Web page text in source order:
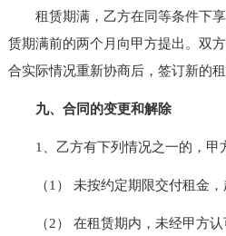
租赁期满，乙方在同等条件下享
赁期满前的两个月向甲方提出。双
合实际情况重新协商后，签订新的租
九、合同的变更和解除
1、乙方有下列情况之一的，甲
（1） 未按约定期限交付租金，
（2） 在租赁期内，未经甲方认